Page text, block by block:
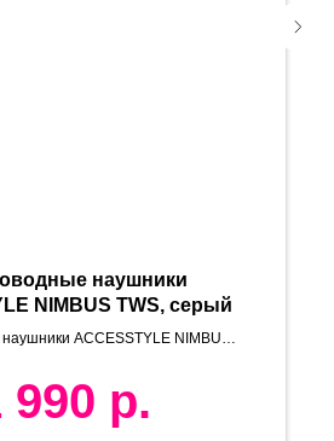
наушники
NIMBUS TWS, серый
ACCESSTYLE NIMBUS
990 р.